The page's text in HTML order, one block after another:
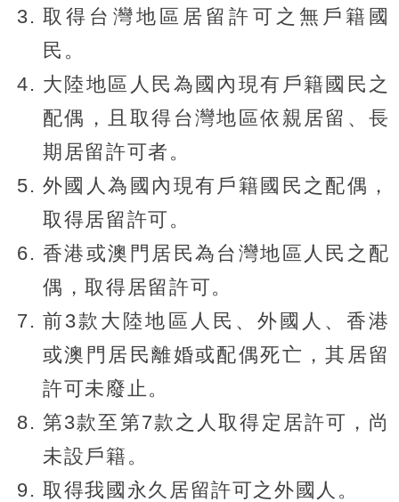
取得台灣地區居留許可之無戶籍國
民。
大陸地區人民為國內現有戶籍國民之
配偶，且取得台灣地區依親居留、長
期居留許可者。
外國人為國內現有戶籍國民之配偶，
取得居留許可。
香港或澳門居民為台灣地區人民之配
偶，取得居留許可。
前3款大陸地區人民、外國人、香港
或澳門居民離婚或配偶死亡，其居留
許可未廢止。
第3款至第7款之人取得定居許可，尚
未設戶籍。
取得我國永久居留許可之外國人。